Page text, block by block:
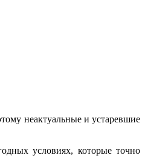
неактуальные и устаревшие
условиях, которые точно